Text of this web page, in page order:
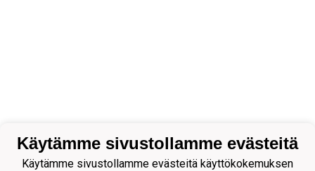
Käytämme sivustollamme evästeitä
Käytämme sivustollamme evästeitä käyttökokemuksen